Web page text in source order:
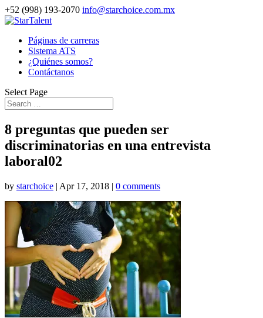
+52 (998) 193-2070 info@starchoice.com.mx
Páginas de carreras
Sistema ATS
¿Quiénes somos?
Contáctanos
Select Page
8 preguntas que pueden ser
discriminatorias en una entrevista
laboral02
by starchoice | Apr 17, 2018 | 0 comments